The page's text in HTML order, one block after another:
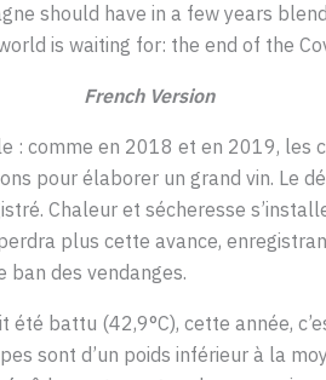
should have in a few years
is waiting for: the end of the
French Version
: comme en 2018 et en 2019, les
pour élaborer un grand vin. Le
Chaleur et sécheresse
plus cette avance,
des vendanges.
battu (42,9°C), cette année,
sont d’un poids inférieur à la